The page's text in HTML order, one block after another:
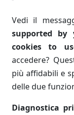
Vedi il
supported by
cookies to
accedere?
più affidabili e
delle due
Diagnostica